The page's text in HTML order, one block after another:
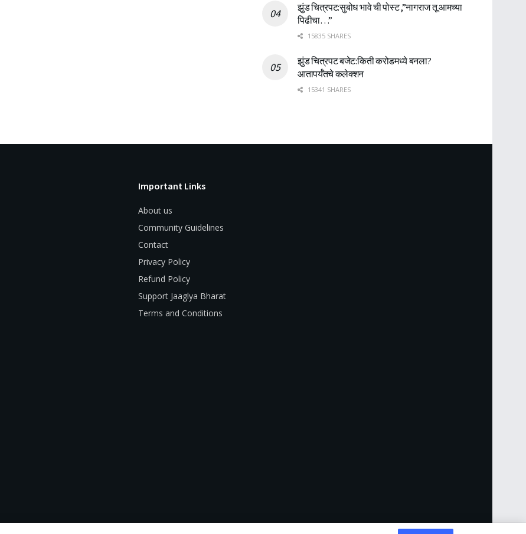
झुंड चित्रपट:सुबोध भावे ची पोस्ट ,”नागराज तू आमच्या
पिढीचा…”
15835 SHARES
झुंड चित्रपट बजेट:किती करोडमध्ये बनला?
आतापर्यँतचे कलेक्शन
15341 SHARES
Important Links
About us
Community Guidelines
Contact
Privacy Policy
Refund Policy
Support Jaaglya Bharat
Terms and Conditions